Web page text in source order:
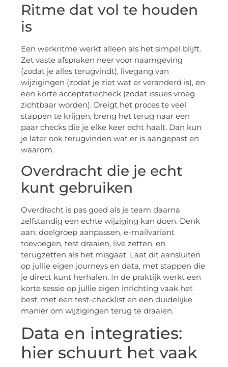
Ritme dat vol te houden
is
Een werkritme werkt alleen als het simpel blijft.
Zet vaste afspraken neer voor naamgeving
(zodat je alles terugvindt), livegang van
wijzigingen (zodat je ziet wat er veranderd is), en
een korte acceptatiecheck (zodat issues vroeg
zichtbaar worden). Dreigt het proces te veel
stappen te krijgen, breng het terug naar een
paar checks die je elke keer echt haalt. Dan kun
je later ook terugvinden wat er is aangepast en
waarom.
Overdracht die je echt
kunt gebruiken
Overdracht is pas goed als je team daarna
zelfstandig een echte wijziging kan doen. Denk
aan: doelgroep aanpassen, e-mailvariant
toevoegen, test draaien, live zetten, en
terugzetten als het misgaat. Laat dit aansluiten
op jullie eigen journeys en data, met stappen die
je direct kunt herhalen. In de praktijk werkt een
korte sessie op jullie eigen inrichting vaak het
best, met een test-checklist en een duidelijke
manier om wijzigingen terug te draaien.
Data en integraties:
hier schuurt het vaak